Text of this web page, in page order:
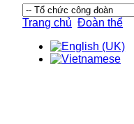
Trang chủ Đoàn thể